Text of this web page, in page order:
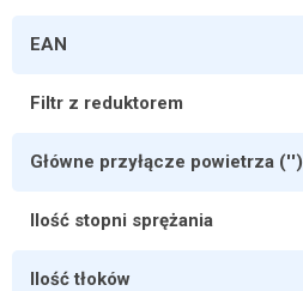
EAN
Filtr z reduktorem
Główne przyłącze powietrza ('')
Ilość stopni sprężania
Ilość tłoków